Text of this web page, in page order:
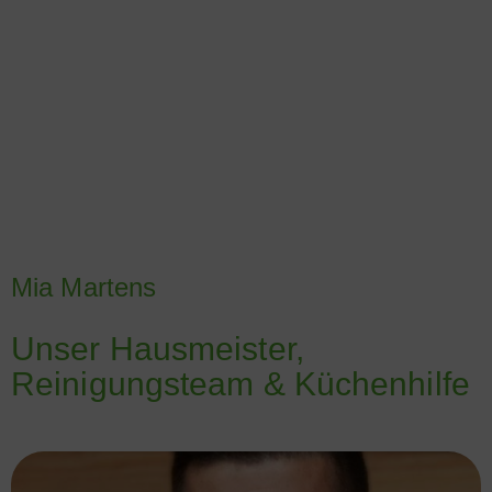
Mia Martens
Unser Hausmeister,
Reinigungsteam & Küchenhilfe